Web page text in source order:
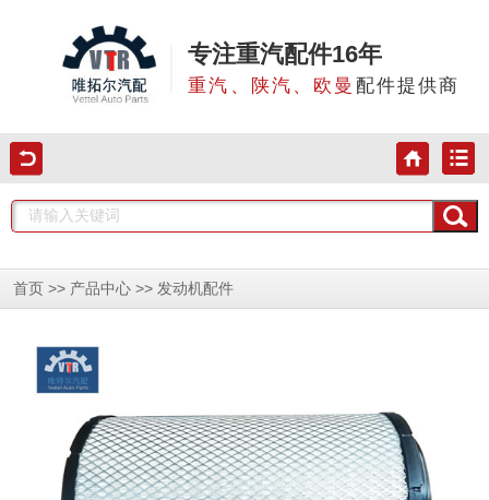
专注重汽配件16年
重汽、陕汽、欧曼 配件提供商
首页 >> 产品中心 >> 发动机配件